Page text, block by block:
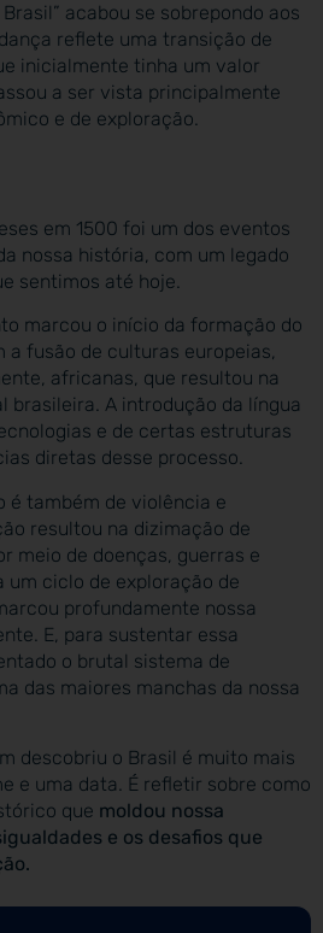
acabou se sobrepondo aos
reflete uma transição de
inicialmente tinha um valor
a ser vista principalmente
e de exploração.
em 1500 foi um dos eventos
nossa história, com um legado
sentimos até hoje.
marcou o início da formação do
a fusão de culturas europeias,
africanas, que resultou na
brasileira. A introdução da língua
e de certas estruturas
diretas desse processo.
é também de violência e
resultou na dizimação de
meio de doenças, guerras e
um ciclo de exploração de
profundamente nossa
E, para sustentar essa
o brutal sistema de
das maiores manchas da nossa
descobriu o Brasil é muito mais
e uma data. É refletir sobre como
que moldou nossa
e os desafios que